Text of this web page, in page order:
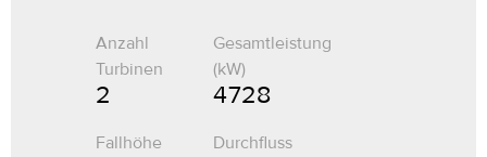
Anzahl
Turbinen
2
Gesamtleistung
(kW)
4 728
Fallhöhe
Durchfluss